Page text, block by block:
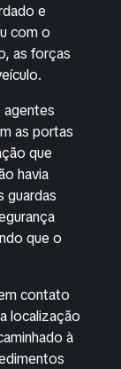
e
com o
as forças
agentes
as portas
que
havia
guardas
que o
contato
localização
à